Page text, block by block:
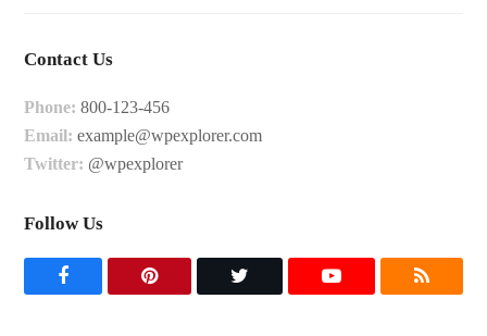
Contact Us
Phone: 800-123-456
Email: example@wpexplorer.com
Twitter: @wpexplorer
Follow Us
F
P
T
Y
R